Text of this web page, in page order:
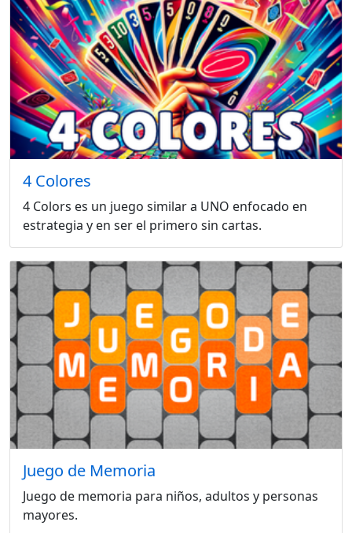
4 Colores
4 Colors es un juego similar a UNO enfocado en
estrategia y en ser el primero sin cartas.
Juego de Memoria
Juego de memoria para niños, adultos y personas
mayores.